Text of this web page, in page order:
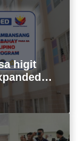
higit
ng Pag-